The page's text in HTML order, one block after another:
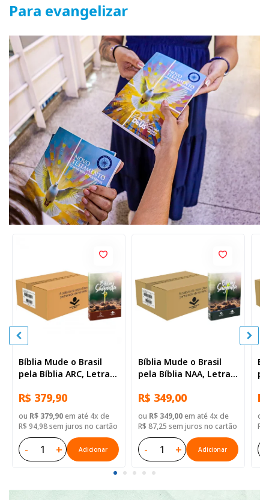
Para evangelizar
Bíblia Mude o Brasil
pela Bíblia ARC, Letra
— 52 Biblias
R$ 379,90
ou R$ 379,90em até 4x de
R$ 94,98 sem juros no cartão
- + Adicionar
Bíblia Mude o Brasil
pela Bíblia NAA, Letra
— Mude Brasil
R$ 349,00
ou R$ 349,00em até 4x de
R$ 87,25 sem juros no cartão
- + Adicionar
—
ou
R$